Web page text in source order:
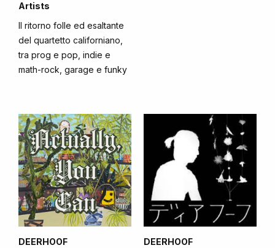
Artists
Il ritorno folle ed esaltante
del quartetto californiano,
tra prog e pop, indie e
math-rock, garage e funky
DEERHOOF
DEERHOOF